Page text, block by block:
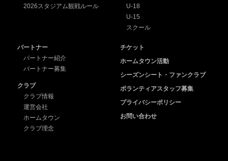
2026スタジアム観戦ルール
U-18
U-15
スクール
パートナー
パートナー紹介
パートナー募集
クラブ
クラブ情報
運営会社
ホームタウン
クラブ理念
チケット
ホームタウン活動
シーズンシート・ファンクラブ
ボランティアスタッフ募集
プライバシーポリシー
お問い合わせ